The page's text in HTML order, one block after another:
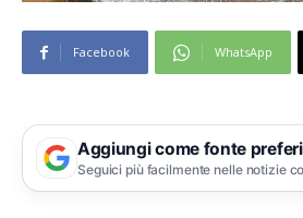
Facebook WhatsApp
Aggiungi come fonte
Seguici più facilmente nelle notizie